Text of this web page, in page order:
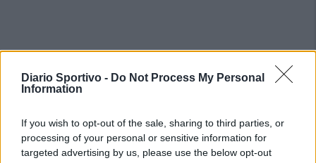
Diario Sportivo - Do Not Process My Personal
Information
If you wish to opt-out of the sale, sharing to third parties, or
processing of your personal or sensitive information for
targeted advertising by us, please use the below opt-out